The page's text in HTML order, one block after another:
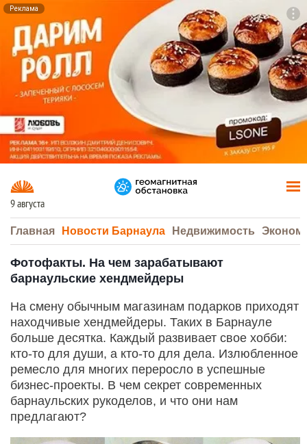
Реклама
9 августа
Главная Новости Барнаула Недвижимость
Фотофакты. На чем зарабатывают
барнаульские хендмейдеры
На смену обычным магазинам подарков приходят
находчивые хендмейдеры. Таких в Барнауле
больше десятка. Каждый развивает свое хобби:
кто-то для души, а кто-то для дела. Излюбленное
ремесло для многих переросло в успешные
бизнес-проекты. В чем секрет современных
барнаульских рукоделов, и что они нам
предлагают?